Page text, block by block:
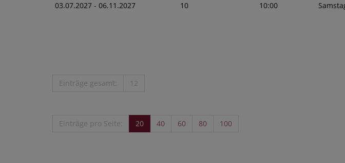
03.07.2027 - 06.11.2027
10 10:00
Einträge gesamt: 12
Einträge pro Seite: 20 40 60 80 100